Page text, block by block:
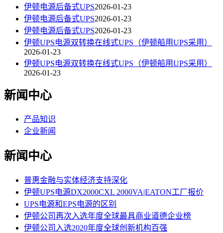
​伊顿电源后备式UPS‌2026-01-23
​伊顿电源后备式UPS‌2026-01-23
​伊顿电源后备式UPS‌2026-01-23
‌伊顿UPS电源双转换在线式UPS（伊顿船用UPS采用）‌
2026-01-23
‌伊顿UPS电源双转换在线式UPS（伊顿船用UPS采用）‌
2026-01-23
新闻中心
产品知识
企业新闻
新闻中心
普惠金融与实体经济支持深化
伊顿UPS电源DX2000CXL 2000VA|EATON工厂报价
UPS电源和EPS电源的区别
伊顿公司再次入选年度全球最具商业道德企业榜
伊顿公司入选2020年度全球创新机构百强